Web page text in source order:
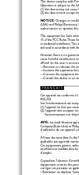
This device complies with
Operation is subject to the
(1) this device may not cause
(2) this device must accept
NOTICE: Changes or
(USA) and Philips
authorization to operate this
This equipment has been
15 of the FCC Rules. These
a residential installation. This
and used in accordance with
However, there is no
cause harmful interference
off and on, the user is
—Reorient or relocate the
—Increase the separation
—Connect the equipment
—Consult the dealer or an
F R A N Ç A I S
Cet appareil est conforme à
RSS-210.
Son fonctionnement est
(1) l’appareil ne doit pas
(2) l’appareil doit accepter
fonctionnement non désiré.
AVIS : les modi¬fications
Company (États-Unis) et
d’utilisation de cet appareil
À l’issue des tests dont il a
applicable aux appareils
Cet équipement génère,
interférences nuisibles dans
d’emploi.
Cependant, l’absence
équipement créerait des
corriger ces parasites en
• Réorienter ou déplacer